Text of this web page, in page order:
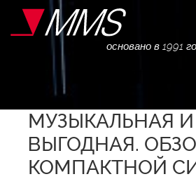
основано в 1991
МУЗЫКАЛЬНАЯ
ВЫГОДНАЯ.
КОМПАКТНОЙ